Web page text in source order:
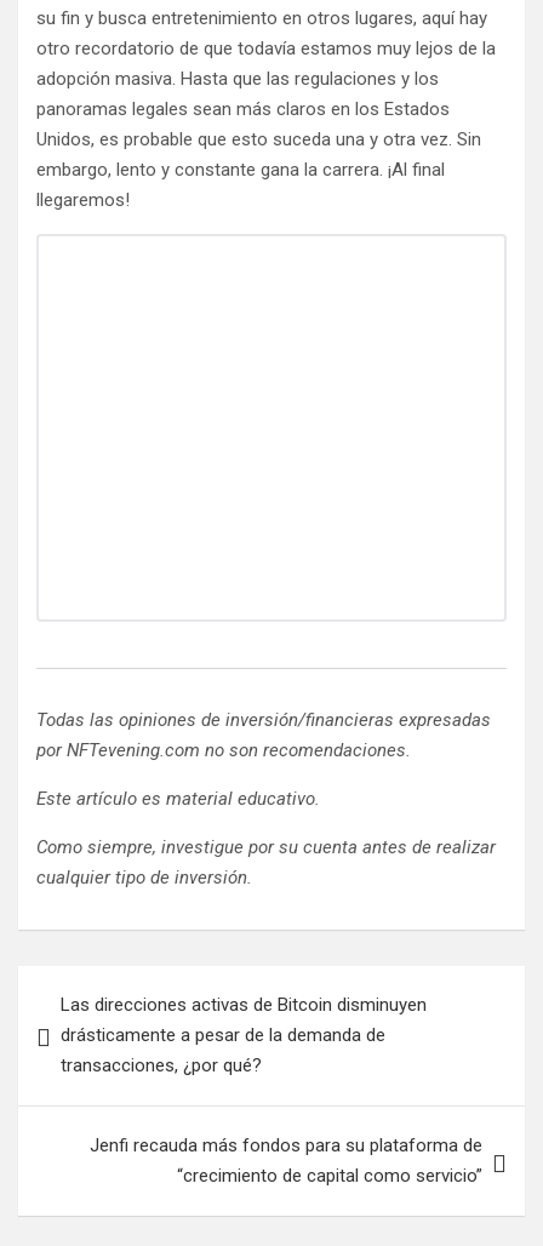
su fin y busca entretenimiento en otros lugares, aquí hay
otro recordatorio de que todavía estamos muy lejos de la
adopción masiva. Hasta que las regulaciones y los
panoramas legales sean más claros en los Estados
Unidos, es probable que esto suceda una y otra vez. Sin
embargo, lento y constante gana la carrera. ¡Al final
llegaremos!
Todas las opiniones de inversión/financieras expresadas
por NFTevening.com no son recomendaciones.
Este artículo es material educativo.
Como siempre, investigue por su cuenta antes de realizar
cualquier tipo de inversión.
de
entradas
Las direcciones activas de Bitcoin disminuyen
drásticamente a pesar de la demanda de
transacciones, ¿por qué?
Jenfi recauda más fondos para su plataforma de
“crecimiento de capital como servicio”